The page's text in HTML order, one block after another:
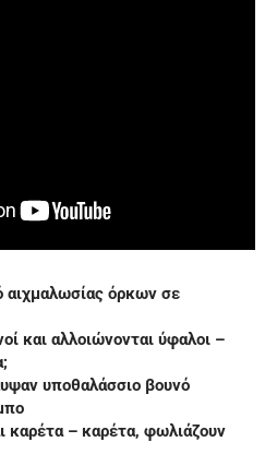
αιχμαλωσίας όρκων σε
και αλλοιώνονται ύφαλοι –
υποθαλάσσιο βουνό
καρέτα – καρέτα, φωλιάζουν